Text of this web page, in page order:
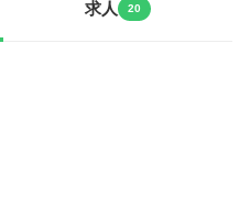
求人 20